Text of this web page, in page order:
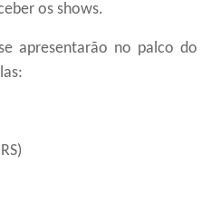
os shows.
apresentarão no palco do